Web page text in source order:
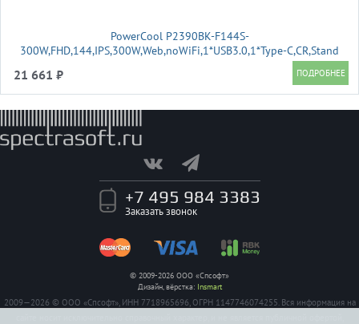
PowerCool P2390BK-F144S-
300W,FHD,144,IPS,300W,Web,noWiFi,1*USB3.0,1*Type-C,CR,Stand
21 661 ₽
+7 495 984 3383
Заказать звонок
© 2009-2026 ООО «Спсофт»
Дизайн, вёрстка: Insmart
2009—2026 © ООО «Спсофт», ИНН 7718965696, ОГРН 1147746074255. Вся информация на